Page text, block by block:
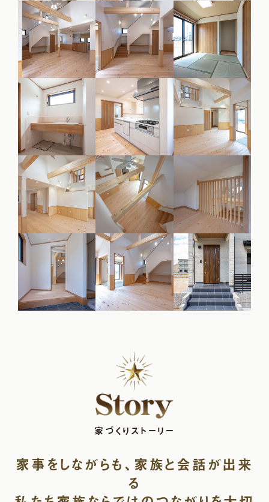
家づくりストーリー
家事をしながらも、家族と会話が出来
る